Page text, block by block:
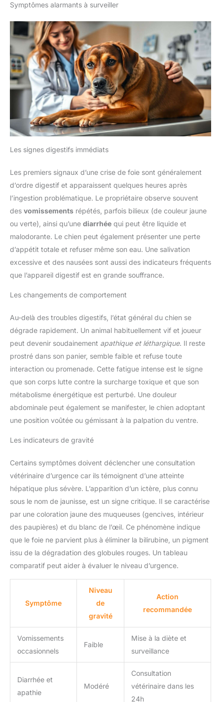
Symptômes alarmants à surveiller
Les signes digestifs immédiats
Les premiers signaux d’une crise de foie sont généralement
d’ordre digestif et apparaissent quelques heures après
l’ingestion problématique. Le propriétaire observe souvent
des vomissements répétés, parfois bilieux (de couleur jaune
ou verte), ainsi qu’une diarrhée qui peut être liquide et
malodorante. Le chien peut également présenter une perte
d’appétit totale et refuser même son eau. Une salivation
excessive et des nausées sont aussi des indicateurs fréquents
que l’appareil digestif est en grande souffrance.
Les changements de comportement
Au-delà des troubles digestifs, l’état général du chien se
dégrade rapidement. Un animal habituellement vif et joueur
peut devenir soudainement apathique et léthargique. Il reste
prostré dans son panier, semble faible et refuse toute
interaction ou promenade. Cette fatigue intense est le signe
que son corps lutte contre la surcharge toxique et que son
métabolisme énergétique est perturbé. Une douleur
abdominale peut également se manifester, le chien adoptant
une position voûtée ou gémissant à la palpation du ventre.
Les indicateurs de gravité
Certains symptômes doivent déclencher une consultation
vétérinaire d’urgence car ils témoignent d’une atteinte
hépatique plus sévère. L’apparition d’un ictère, plus connu
sous le nom de jaunisse, est un signe critique. Il se caractérise
par une coloration jaune des muqueuses (gencives, intérieur
des paupières) et du blanc de l’œil. Ce phénomène indique
que le foie ne parvient plus à éliminer la bilirubine, un pigment
issu de la dégradation des globules rouges. Un tableau
comparatif peut aider à évaluer le niveau d’urgence.
Symptôme
Niveau
de
gravité
Action
recommandée
Vomissements
occasionnels
Faible
Mise à la diète et
surveillance
Diarrhée et
apathie
Modéré
Consultation
vétérinaire dans les
24h